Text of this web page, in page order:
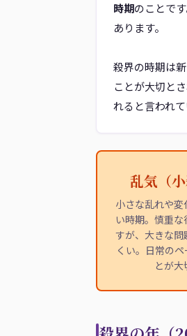
時期のことで
あります。
殺界の時期は
ことが大切と
れると言われて
乱気（小
小さな乱れや変
い時期。慎重な
すが、大きな問
くい。日常の
とが大